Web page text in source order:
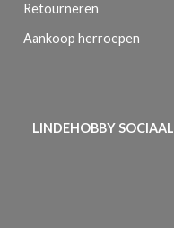
Retourneren
Aankoop herroepen
LINDEHOBBY SOCIAAL